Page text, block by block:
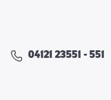
04121 23551 - 551